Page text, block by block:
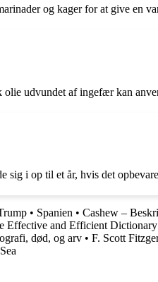
og kager for at give en
udvundet af ingefær kan
i op til et år, hvis det
• Spanien • Cashew –
Effective and Efficient Dictionary
død, og arv • F. Scott